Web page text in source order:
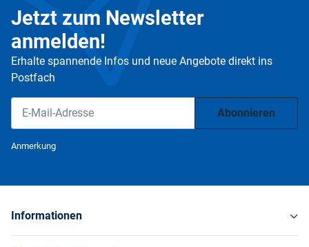
Jetzt zum Newsletter
anmelden!
Erhalte spannende Infos und neue Angebote direkt ins
Postfach
Abonnieren
Anmerkung
Informationen